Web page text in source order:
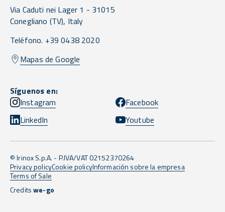
Via Caduti nei Lager 1 - 31015
Conegliano (TV), Italy
Teléfono. +39 0438 2020
Mapas de Google
Síguenos en:
Instagram
Facebook
LinkedIn
Youtube
© Irinox S.p.A. - P.IVA/VAT 02152370264
Privacy policyCookie policyInformación sobre la empresa
Terms of Sale
Creditswe-go